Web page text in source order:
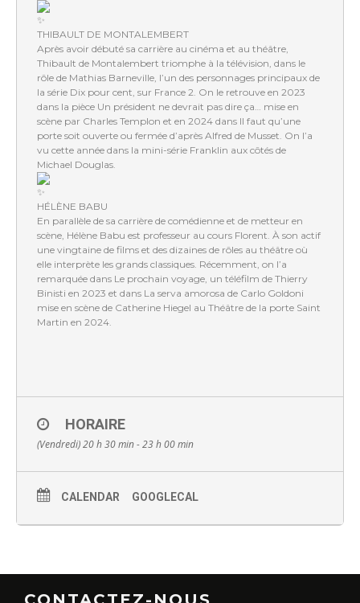
THIBAULT DE MONTALEMBERT
Après avoir débuté sa carrière au cinéma et au théâtre,
Thibault de Montalembert triomphe à la télévision, dans le
rôle de Mathias Barneville, l’un des personnages principaux de
la série Dix pour cent, sur France 2. On le retrouve en 2023
dans la pièce Un président ne devrait pas dire ça… mise en
scène par Charles Templon et en 2024 dans Il faut qu’une
porte soit ouverte ou fermée d’après Alfred de Musset. On l’a
vu cette année dans la mini-série Franklin aux côtés de
Michael Douglas.
HÉLÈNE BABU
En parallèle de sa carrière de comédienne et de metteur en
scène, Hélène Babu est professeur au cours Florent. À son actif
une vingtaine de films et des dizaines de rôles au théâtre où
elle interprète les grands classiques. Récemment, on l’a
remarquée dans Le prochain voyage, un téléfilm de Thierry
Binisti en 2023 et dans La serva amorosa de Carlo Goldoni
mise en scène de Catherine Hiegel au Théâtre de la porte Saint
Martin en 2024.
HORAIRE
(Vendredi) 20 h 30 min - 23 h 00 min
CALENDAR GOOGLECAL